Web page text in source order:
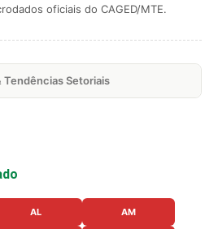
oficiais do CAGED/MTE.
Setoriais
AL AM